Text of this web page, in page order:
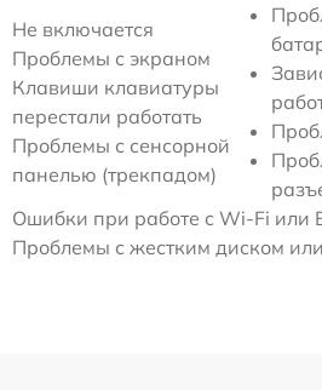
Не включается
Проблемы с экраном
Клавиши клавиатуры
перестали работать
Проблемы с сенсорной
панелью (трекпадом)
Ошибки при работе с Wi-Fi или
Проблемы с жестким диском